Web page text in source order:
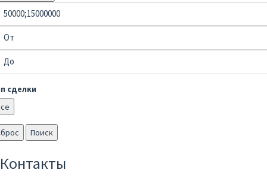
сделки
Поиск
Контакты